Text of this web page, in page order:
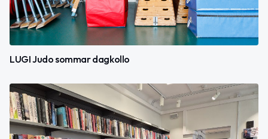
LUGI Judo sommar dagkollo